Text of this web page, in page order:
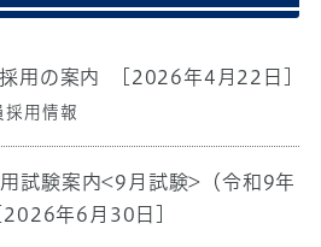
用の案内 [2026年4月22日]
採用情報
試験案内<9月試験>（令和9年
年6月30日]